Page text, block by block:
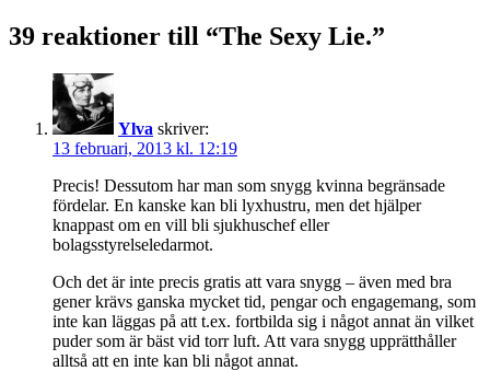
39 reaktioner till “The Sexy Lie.”
Ylva skriver:
13 februari, 2013 kl. 12:19
Precis! Dessutom har man som snygg kvinna begränsade
fördelar. En kanske kan bli lyxhustru, men det hjälper
knappast om en vill bli sjukhuschef eller
bolagsstyrelseledarmot.
Och det är inte precis gratis att vara snygg – även med bra
gener krävs ganska mycket tid, pengar och engagemang, som
inte kan läggas på att t.ex. fortbilda sig i något annat än vilket
puder som är bäst vid torr luft. Att vara snygg upprätthåller
alltså att en inte kan bli något annat.